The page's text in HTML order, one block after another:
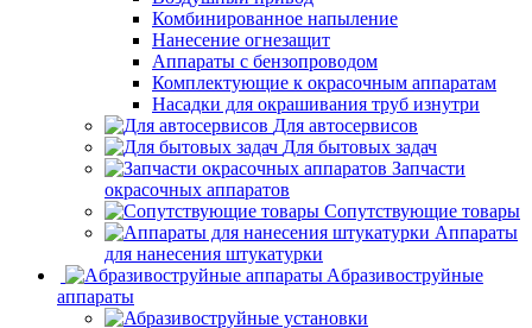
Комбинированное напыление
Нанесение огнезащит
Аппараты с бензопроводом
Комплектующие к окрасочным аппаратам
Насадки для окрашивания труб изнутри
Для автосервисов
Для бытовых задач
Запчасти
окрасочных аппаратов
Сопутствующие товары
Аппараты
для нанесения штукатурки
Aбразивоструйные
аппараты